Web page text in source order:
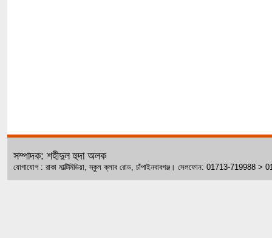
সম্পাদক: শহীদুল হুদা অলক
যোগাযোগ : রাকা মাল্টিমিডিয়া, স্কুল ক্লাব রোড, চাঁপাইনবাবগঞ্জ। সেলফোন: 01713-